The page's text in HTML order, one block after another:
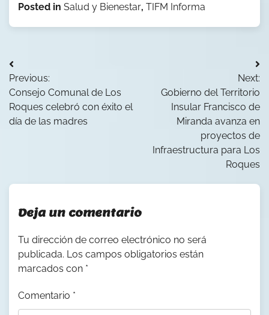
Posted in Salud y Bienestar, TIFM Informa
Navegación
de
entradas
Previous:
Consejo Comunal de Los
Roques celebró con éxito el
día de las madres
Next:
Gobierno del Territorio
Insular Francisco de
Miranda avanza en
proyectos de
Infraestructura para Los
Roques
Deja un comentario
Tu dirección de correo electrónico no será
publicada. Los campos obligatorios están
marcados con *
Comentario *